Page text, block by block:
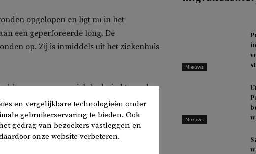
opgelopen en ligt nu in het
een geperforeerde long. De
op. Zij is inmiddels uit het ziekenhuis
aangegeven zich bedreigd te voelen
zeggen dat ze werden
de aanvallers zeiden dat Frankrijk niet
dronken zijn toen ze de twee
Nieuws
Nieuws
en vergelijkbare technologieën onder
gebruikerservaring te bieden. Ook
gedrag van bezoekers vastleggen en
onze website verbeteren.